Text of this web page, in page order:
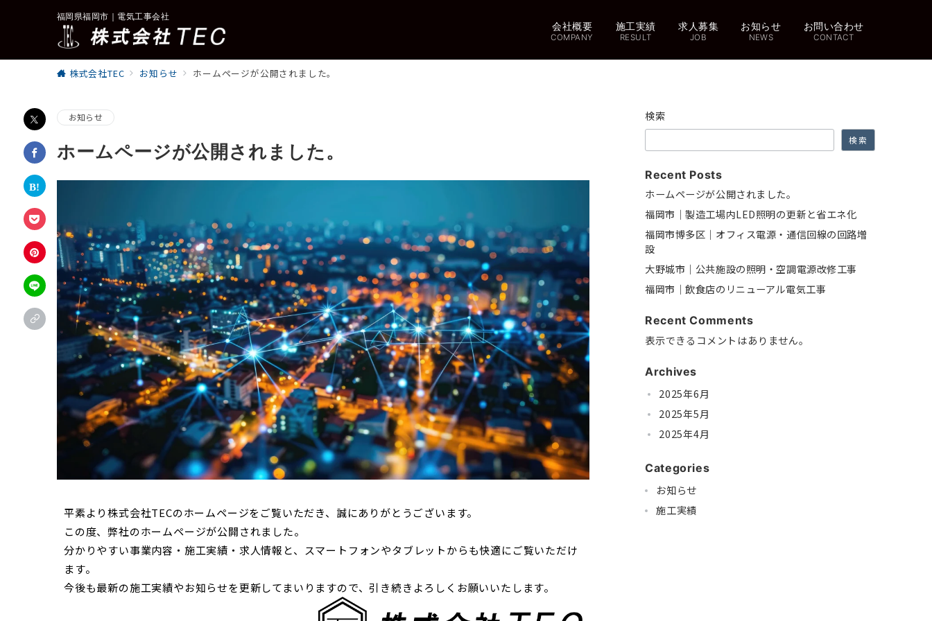
福岡県福岡市｜電気工事会社
会社概要
COMPANY
施工実績
RESULT
求人募集
JOB
お知らせ
NEWS
お問い合わせ
CONTACT
株式会社TEC お知らせ ホームページが公開されました。
お知らせ
ホームページが公開されました。
平素より株式会社TECのホームページをご覧いただき、誠にありがとうございます。
この度、弊社のホームページが公開されました。
分かりやすい事業内容・施工実績・求人情報と、スマートフォンやタブレットからも快適にご覧いただけ
ます。
今後も最新の施工実績やお知らせを更新してまいりますので、引き続きよろしくお願いいたします。
検索
検索
Recent Posts
ホームページが公開されました。
福岡市｜製造工場内LED照明の更新と省エネ化
福岡市博多区｜オフィス電源・通信回線の回路増
設
大野城市｜公共施設の照明・空調電源改修工事
福岡市｜飲食店のリニューアル電気工事
Recent Comments
表示できるコメントはありません。
Archives
2025年6月
2025年5月
2025年4月
Categories
お知らせ
施工実績